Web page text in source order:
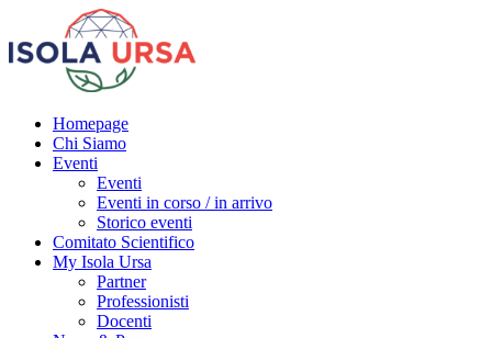
Homepage
Chi Siamo
Eventi
Eventi
Eventi in corso / in arrivo
Storico eventi
Comitato Scientifico
My Isola Ursa
Partner
Professionisti
Docenti